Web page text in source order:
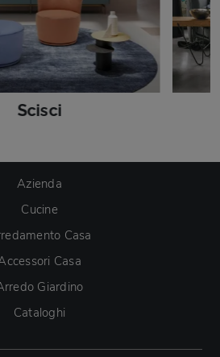
Scisci
Azienda
Cucine
Casa
Casa
Giardino
Cataloghi